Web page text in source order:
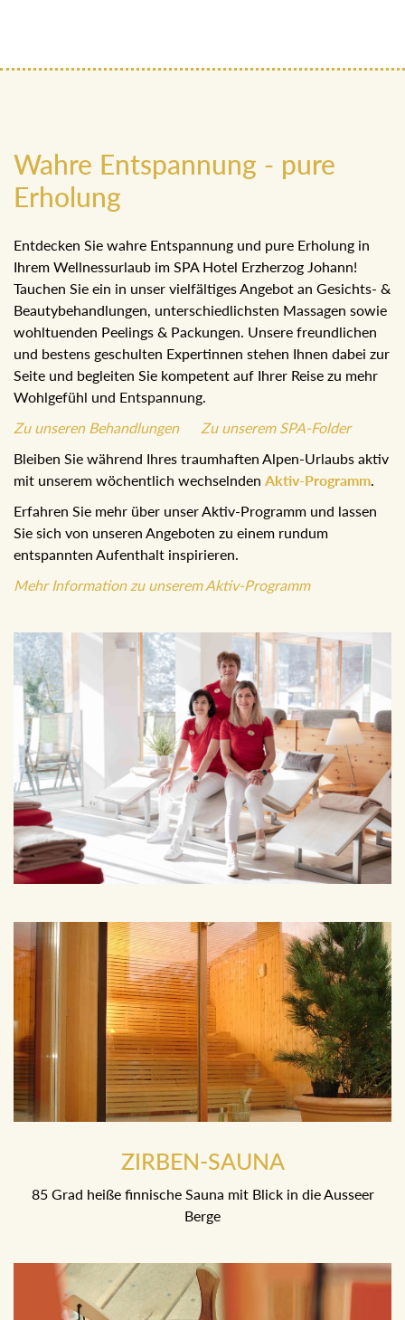
Wahre Entspannung - pure
Erholung
Entdecken Sie wahre Entspannung und pure Erholung in
Ihrem Wellnessurlaub im SPA Hotel Erzherzog Johann!
Tauchen Sie ein in unser vielfältiges Angebot an Gesichts- &
Beautybehandlungen, unterschiedlichsten Massagen sowie
wohltuenden Peelings & Packungen. Unsere freundlichen
und bestens geschulten Expertinnen stehen Ihnen dabei zur
Seite und begleiten Sie kompetent auf Ihrer Reise zu mehr
Wohlgefühl und Entspannung.
Zu unseren Behandlungen
Zu unserem SPA-Folder
Bleiben Sie während Ihres traumhaften Alpen-Urlaubs aktiv
mit unserem wöchentlich wechselnden Aktiv-Programm
Erfahren Sie mehr über unser Aktiv-Programm und lassen
Sie sich von unseren Angeboten zu einem rundum
entspannten Aufenthalt inspirieren.
Mehr Information zu unserem Aktiv-Programm
ZIRBEN-SAUNA
85 Grad heiße finnische Sauna mit Blick in die Ausseer
Berge